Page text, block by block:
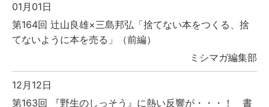
01月01日
第164回 辻山良雄×三島邦弘「捨てない本をつくる、捨
てないように本を売る」（前編）
ミシマガ編集部
12月12日
第163回 『野生のしっそう』に熱い反響が・・・！ 書